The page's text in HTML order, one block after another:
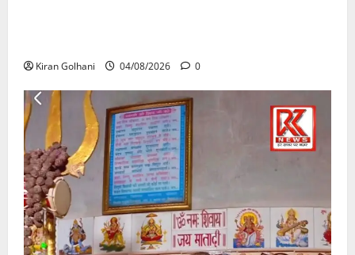
Kiran Golhani 04/08/2026 0